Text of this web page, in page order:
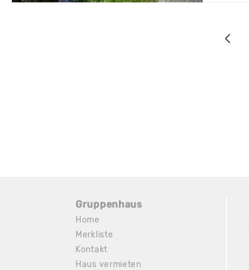
Gruppenhaus
Home
Merkliste
Kontakt
Haus vermieten